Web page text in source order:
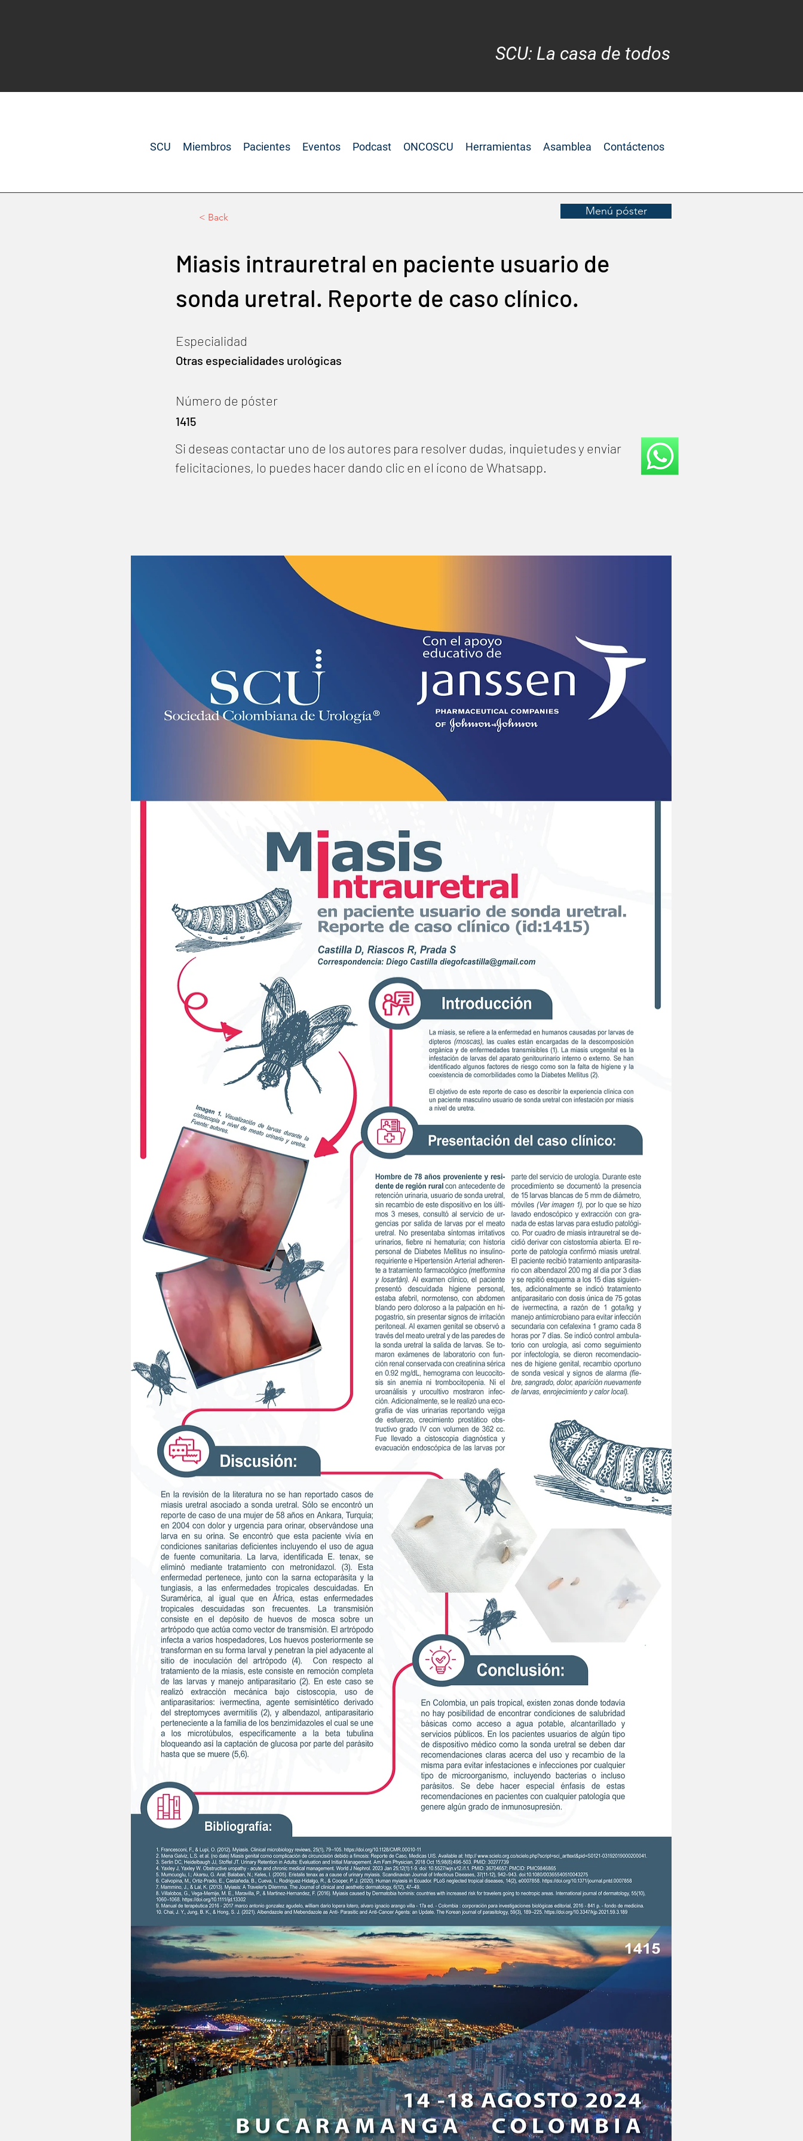
SCU: La casa de todos
SCU Miembros Pacientes Eventos Podcast ONCOSCU Herramientas Asamblea Contáctenos
< Back Menú póster
Miasis intrauretral en paciente usuario de
sonda uretral. Reporte de caso clínico.
Especialidad
Otras especialidades urológicas
Número de póster
1415
Si deseas contactar uno de los autores para resolver dudas, inquietudes y enviar
felicitaciones, lo puedes hacer dando clic en el ícono de Whatsapp.